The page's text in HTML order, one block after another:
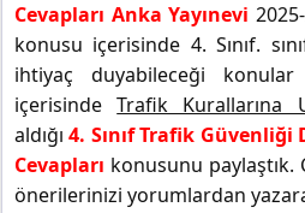
Cevapları Anka Yayınevi
konusu içerisinde 4. Sınıf.
ihtiyaç duyabileceği
içerisindeTrafik Kurallarına
aldığı4. Sınıf Trafik Güvenliği
Cevapları konusunu
önerilerinizi yorumlardan